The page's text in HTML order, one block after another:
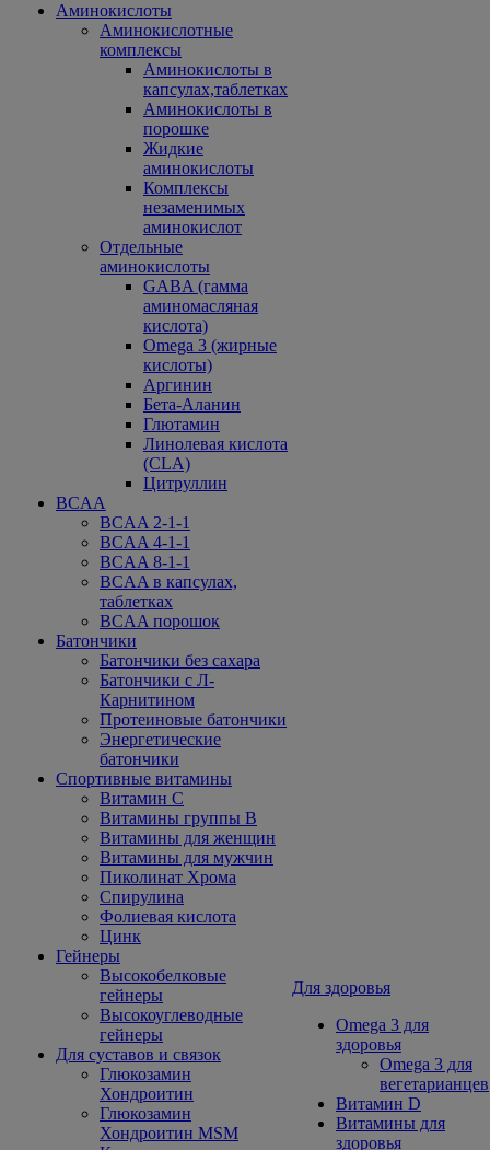
Аминокислоты
Аминокислотные
комплексы
Аминокислоты в
капсулах,таблетках
Аминокислоты в
порошке
Жидкие
аминокислоты
Комплексы
незаменимых
аминокислот
Отдельные
аминокислоты
GABA (гамма
аминомасляная
кислота)
Omega 3 (жирные
кислоты)
Аргинин
Бета-Аланин
Глютамин
Линолевая кислота
(CLA)
Цитруллин
BCAA
BCAA 2-1-1
BCAA 4-1-1
BCAA 8-1-1
BCAA в капсулах,
таблетках
BCAA порошок
Батончики
Батончики без сахара
Батончики с Л-
Карнитином
Протеиновые батончики
Энергетические
батончики
Спортивные витамины
Витамин С
Витамины группы В
Витамины для женщин
Витамины для мужчин
Пиколинат Хрома
Спирулина
Фолиевая кислота
Цинк
Гейнеры
Высокобелковые
гейнеры
Высокоуглеводные
гейнеры
Для суставов и связок
Глюкозамин
Хондроитин
Глюкозамин
Хондроитин MSM
Для здоровья
Omega 3 для
здоровья
Omega 3 для
вегетарианцев
Витамин D
Витамины для
здоровья